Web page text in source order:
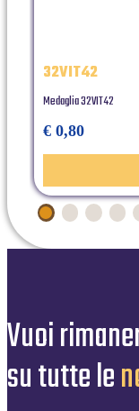
32VIT42
Medaglia 32VIT42
€ 0,80
Vuoi
su tutte le